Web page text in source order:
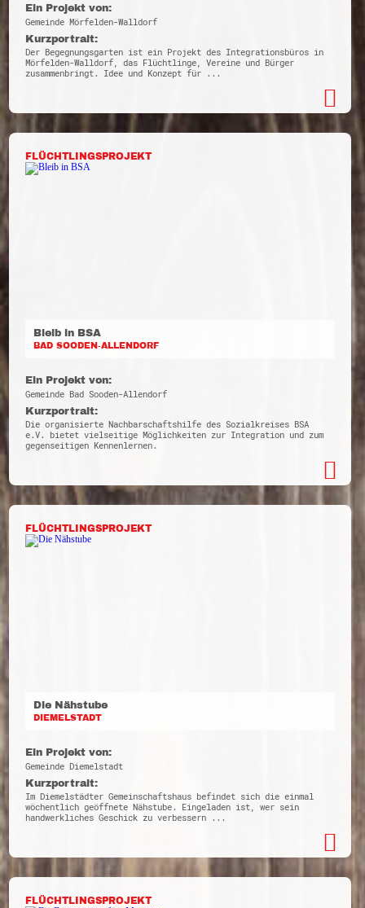
Ein Projekt von:
Gemeinde Mörfelden-Walldorf
Kurzportrait:
Der Begegnungsgarten ist ein Projekt des Integrationsbüros in
Mörfelden-Walldorf, das Flüchtlinge, Vereine und Bürger
zusammenbringt. Idee und Konzept für ...
FLÜCHTLINGSPROJEKT
Bleib in BSA
BAD SOODEN-ALLENDORF
Ein Projekt von:
Gemeinde Bad Sooden-Allendorf
Kurzportrait:
Die organisierte Nachbarschaftshilfe des Sozialkreises BSA
e.V. bietet vielseitige Möglichkeiten zur Integration und zum
gegenseitigen Kennenlernen.
FLÜCHTLINGSPROJEKT
Die Nähstube
DIEMELSTADT
Ein Projekt von:
Gemeinde Diemelstadt
Kurzportrait:
Im Diemelstädter Gemeinschaftshaus befindet sich die einmal
wöchentlich geöffnete Nähstube. Eingeladen ist, wer sein
handwerkliches Geschick zu verbessern ...
FLÜCHTLINGSPROJEKT